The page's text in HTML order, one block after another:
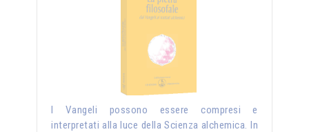
I Vangeli possono essere compresi e
interpretati alla luce della Scienza alchemica. In